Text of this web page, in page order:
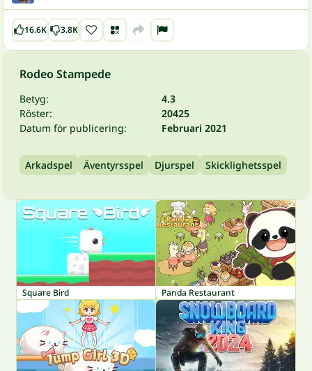
16.6K 3.8K
Rodeo Stampede
Betyg:
4.3
Röster:
20425
Datum för publicering:
Februari 2021
Arkadspel Äventyrsspel Djurspel Skicklighetsspel
Square Bird Panda Restaurant